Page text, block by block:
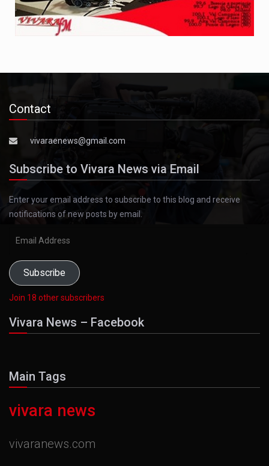
Contact
vivaraenews@gmail.com
Subscribe to Vivara News via Email
Enter your email address to subscribe to this blog and receive
notifications of new posts by email.
Subscribe
Join 18 other subscribers
Vivara News – Facebook
Main Tags
vivara news
vivaranews.com